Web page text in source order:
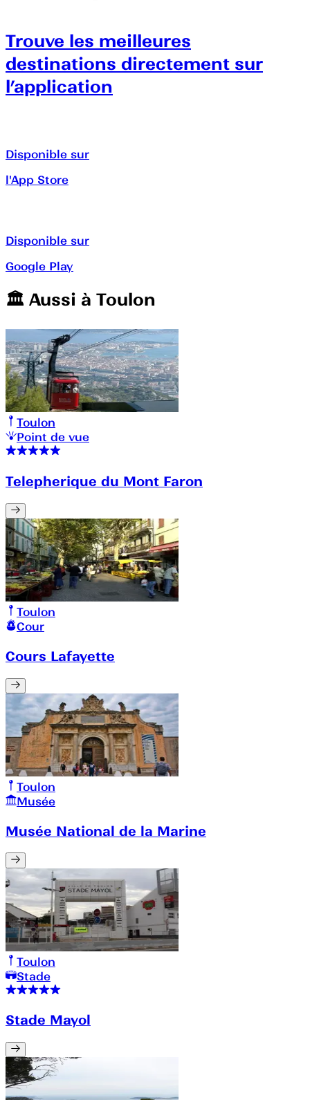
Trouve les meilleures
destinations directement sur
l’application
Disponible sur
l'App Store
Disponible sur
Google Play
🏛️️ Aussi à Toulon
Toulon
Point de vue
Telepherique du Mont Faron
Toulon
Cour
Cours Lafayette
Toulon
Musée
Musée National de la Marine
Toulon
Stade
Stade Mayol